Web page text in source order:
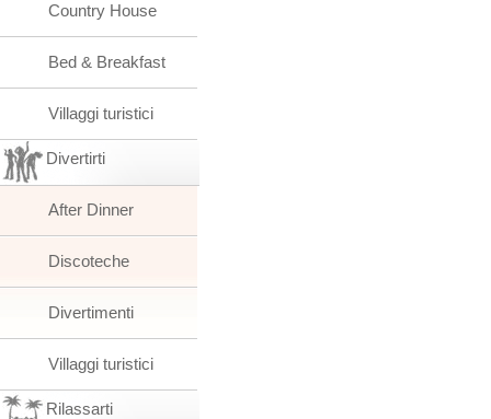
Country House
Bed & Breakfast
Villaggi turistici
Divertirti
After Dinner
Discoteche
Divertimenti
Villaggi turistici
Rilassarti